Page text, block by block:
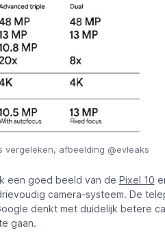
afbeelding @evleaks
een goed beeld van de Pixel 10
camera-systeem. De
denkt met duidelijk betere
gaan.